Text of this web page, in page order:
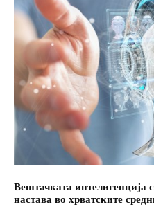
Вештачката интелигенција
настава во хрватските